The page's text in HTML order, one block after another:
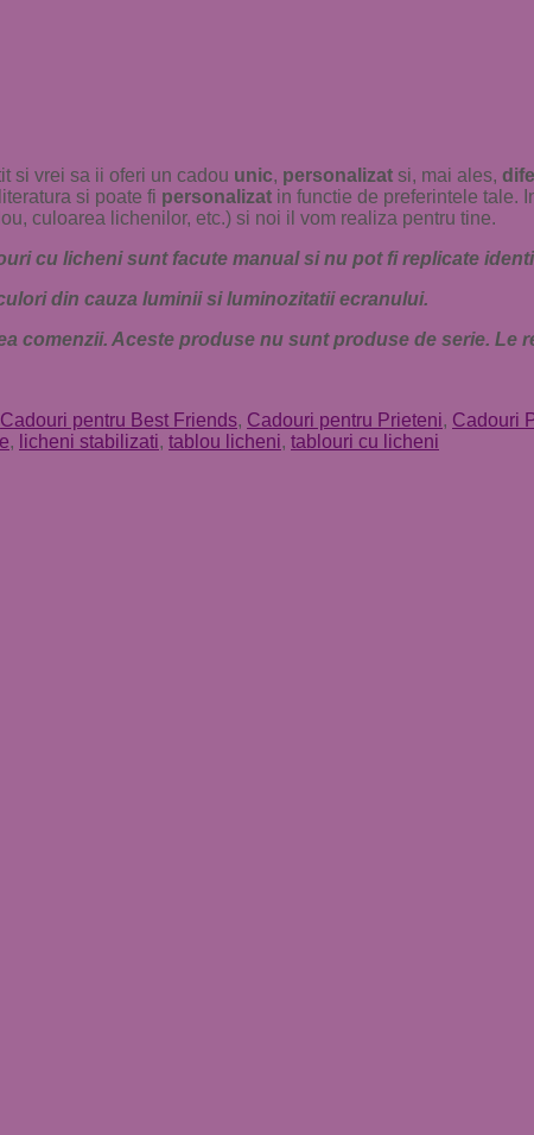
si vrei sa ii oferi un cadou unic, personalizat si, mai ales,
si poate fi personalizat in functie de preferintele tale.
culoarea lichenilor, etc.) si noi il vom realiza pentru tine.
cu licheni sunt facute manual si nu pot fi replicate
din cauza luminii si luminozitatii ecranului.
comenzii. Aceste produse nu sunt produse de serie. Le
Cadouri pentru Best Friends, Cadouri pentru Prieteni, Cadouri
, licheni stabilizati, tablou licheni, tablouri cu licheni